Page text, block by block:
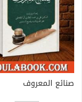
صنائع المعروف